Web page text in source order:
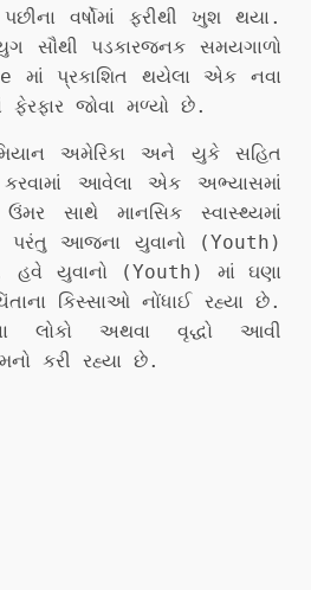
વર્ષોમાં ફરીથી ખુશ થયા.
સૌથી પડકારજનક સમયગાળો
માં પ્રકાશિત થયેલા એક નવા
જોવા મળ્યો છે.
અમેરિકા અને યુકે સહિત
કરવામાં આવેલા એક અભ્યાસમાં
સાથે માનસિક સ્વાસ્થ્યમાં
પરંતુ આજના યુવાનો (Youth)
હવે યુવાનો (Youth) માં ઘણા
કિસ્સાઓ નોંધાઈ રહ્યા છે.
લોકો અથવા વૃદ્ધો આવી
કરી રહ્યા છે.